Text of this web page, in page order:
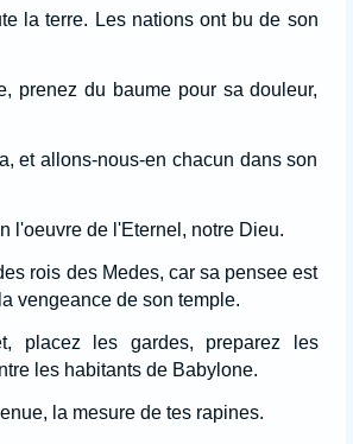
la terre. Les nations ont bu de son
prenez du baume pour sa douleur,
et allons-nous-en chacun dans son
l'oeuvre de l'Eternel, notre Dieu.
rois des Medes, car sa pensee est
vengeance de son temple.
placez les gardes, preparez les
les habitants de Babylone.
la mesure de tes rapines.